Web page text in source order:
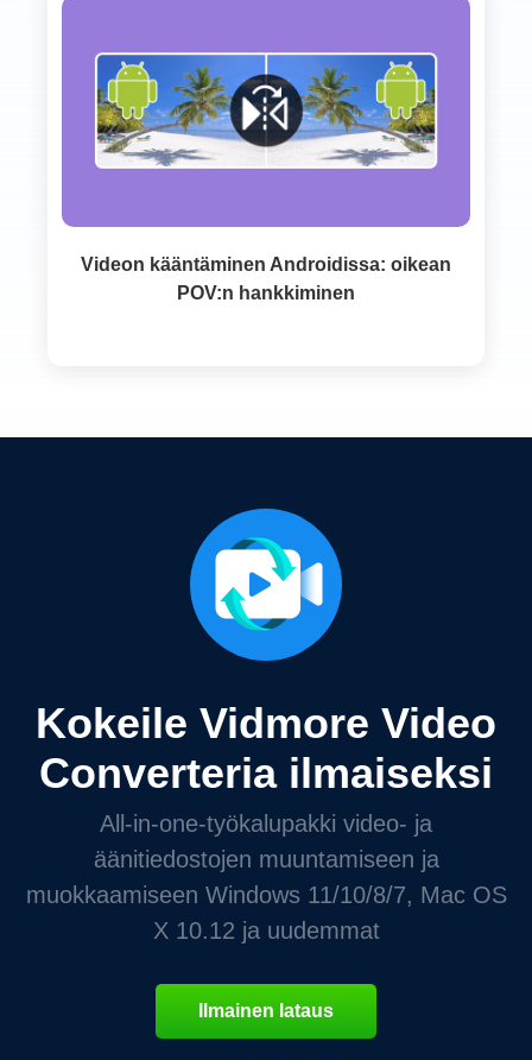
Videon kääntäminen Androidissa: oikean
POV:n hankkiminen
Kokeile Vidmore Video
Converteria ilmaiseksi
All-in-one-työkalupakki video- ja
äänitiedostojen muuntamiseen ja
muokkaamiseen Windows 11/10/8/7, Mac OS
X 10.12 ja uudemmat
Ilmainen lataus